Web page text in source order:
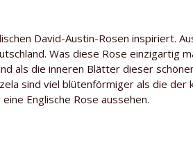
David-Austin-Rosen inspiriert.
Was diese Rose einzigartig
als die inneren Blätter dieser
sind viel blütenförmiger als die der
Englische Rose aussehen.